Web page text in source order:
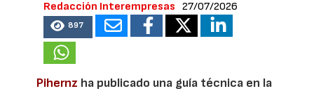
Redacción Interempresas 27/07/2026
897
Pihernz ha publicado una guía técnica en la